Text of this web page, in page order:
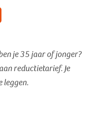
link
je 35 jaar of jonger?
reductietarief. Je
leggen.